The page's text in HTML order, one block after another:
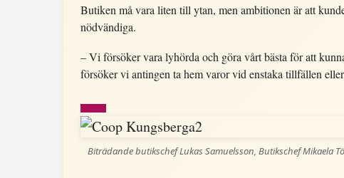
Butiken må vara liten till ytan, men ambitionen är att
nödvändiga.
– Vi försöker vara lyhörda och göra vårt bästa för att
försöker vi antingen ta hem varor vid enstaka tillfällen
Biträdande butikschef Lukas Samuelsson, Butikschef Mikaela